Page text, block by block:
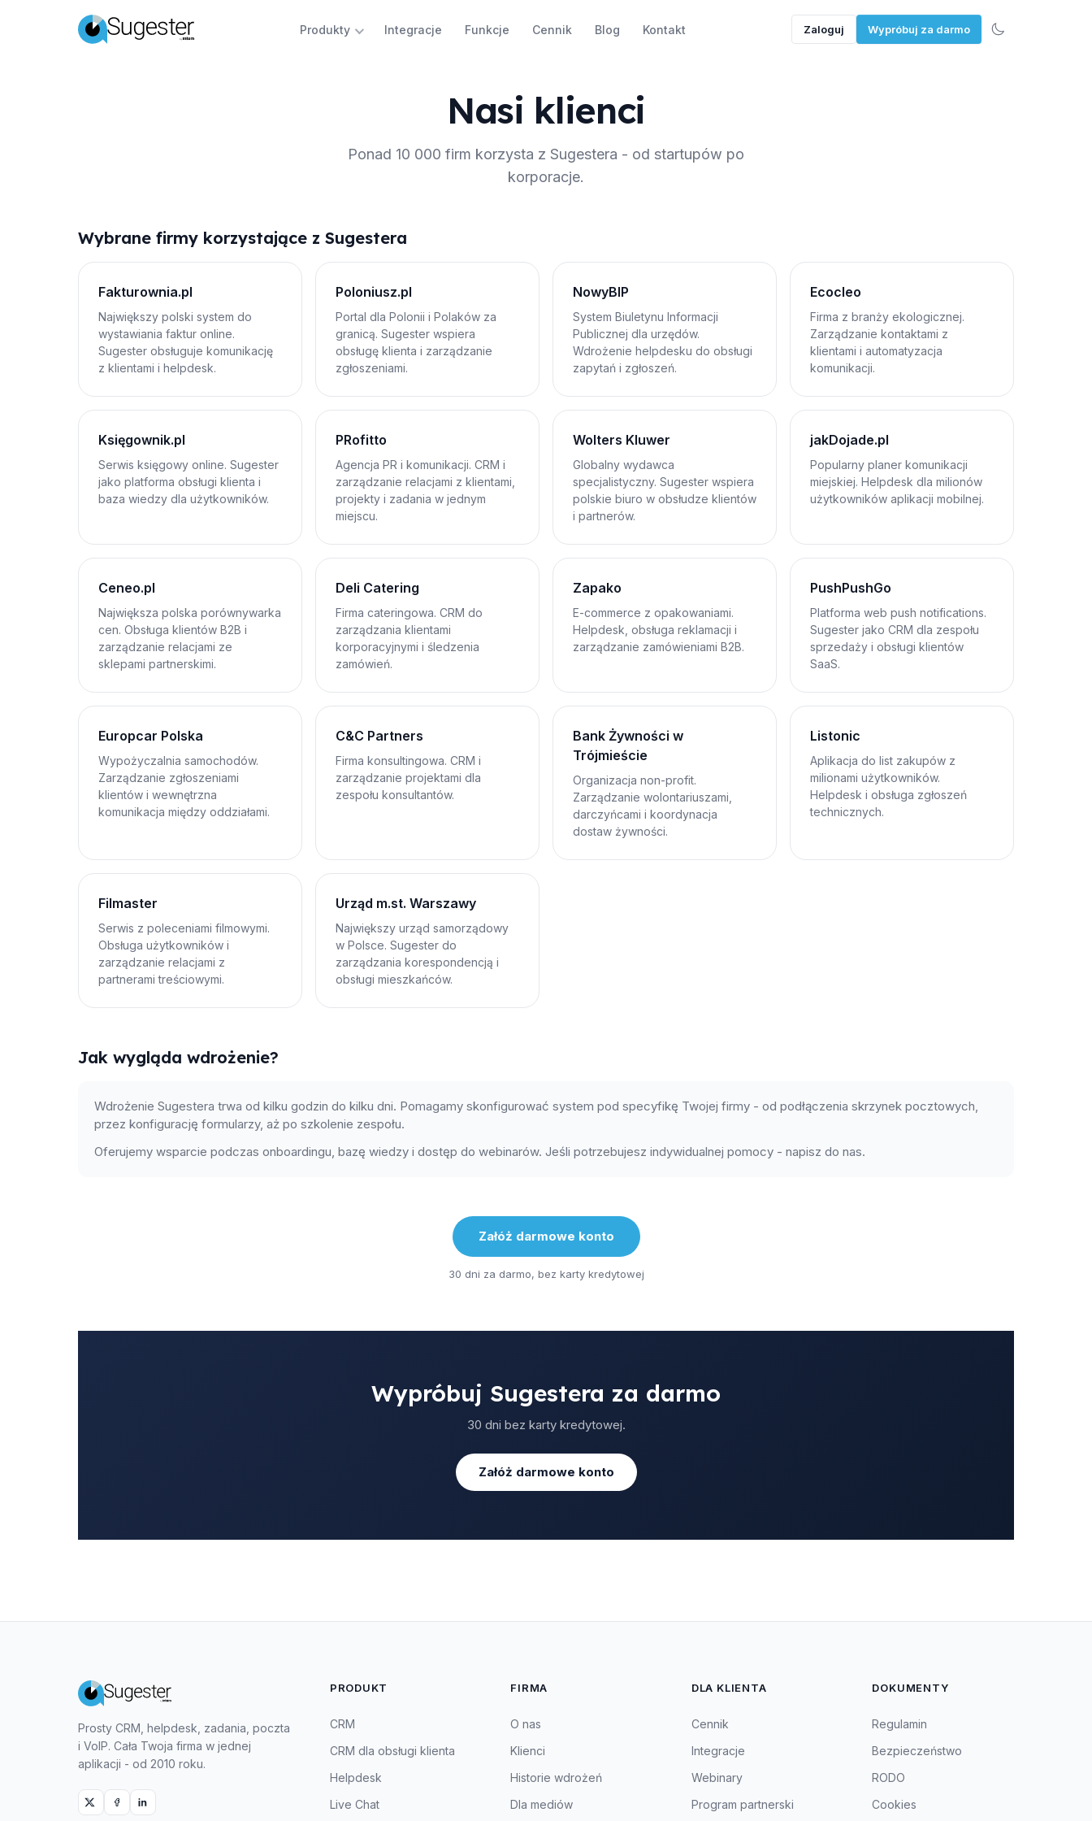
Produkty Integracje Funkcje Cennik Blog Kontakt Zaloguj Wypróbuj za darmo
Nasi klienci
Ponad 10 000 firm korzysta z Sugestera - od startupów po
korporacje.
Wybrane firmy korzystające z Sugestera
Fakturownia.pl
Największy polski system do
wystawiania faktur online.
Sugester obsługuje komunikację
z klientami i helpdesk.
Poloniusz.pl
Portal dla Polonii i Polaków za
granicą. Sugester wspiera
obsługę klienta i zarządzanie
zgłoszeniami.
NowyBIP
System Biuletynu Informacji
Publicznej dla urzędów.
Wdrożenie helpdesku do obsługi
zapytań i zgłoszeń.
Ecocleo
Firma z branży ekologicznej.
Zarządzanie kontaktami z
klientami i automatyzacja
komunikacji.
Księgownik.pl
Serwis księgowy online. Sugester
jako platforma obsługi klienta i
baza wiedzy dla użytkowników.
PRofitto
Agencja PR i komunikacji. CRM i
zarządzanie relacjami z klientami,
projekty i zadania w jednym
miejscu.
Wolters Kluwer
Globalny wydawca
specjalistyczny. Sugester wspiera
polskie biuro w obsłudze klientów
i partnerów.
jakDojade.pl
Popularny planer komunikacji
miejskiej. Helpdesk dla milionów
użytkowników aplikacji mobilnej.
Ceneo.pl
Największa polska porównywarka
cen. Obsługa klientów B2B i
zarządzanie relacjami ze
sklepami partnerskimi.
Deli Catering
Firma cateringowa. CRM do
zarządzania klientami
korporacyjnymi i śledzenia
zamówień.
Zapako
E-commerce z opakowaniami.
Helpdesk, obsługa reklamacji i
zarządzanie zamówieniami B2B.
PushPushGo
Platforma web push notifications.
Sugester jako CRM dla zespołu
sprzedaży i obsługi klientów
SaaS.
Europcar Polska
Wypożyczalnia samochodów.
Zarządzanie zgłoszeniami
klientów i wewnętrzna
komunikacja między oddziałami.
C&C Partners
Firma konsultingowa. CRM i
zarządzanie projektami dla
zespołu konsultantów.
Bank Żywności w
Trójmieście
Organizacja non-profit.
Zarządzanie wolontariuszami,
darczyńcami i koordynacja
dostaw żywności.
Listonic
Aplikacja do list zakupów z
milionami użytkowników.
Helpdesk i obsługa zgłoszeń
technicznych.
Filmaster
Serwis z poleceniami filmowymi.
Obsługa użytkowników i
zarządzanie relacjami z
partnerami treściowymi.
Urząd m.st. Warszawy
Największy urząd samorządowy
w Polsce. Sugester do
zarządzania korespondencją i
obsługi mieszkańców.
Jak wygląda wdrożenie?
Wdrożenie Sugestera trwa od kilku godzin do kilku dni. Pomagamy skonfigurować system pod specyfikę Twojej firmy - od podłączenia skrzynek pocztowych,
przez konfigurację formularzy, aż po szkolenie zespołu.
Oferujemy wsparcie podczas onboardingu, bazę wiedzy i dostęp do webinarów. Jeśli potrzebujesz indywidualnej pomocy - napisz do nas.
Załóż darmowe konto
30 dni za darmo, bez karty kredytowej
Wypróbuj Sugestera za darmo
30 dni bez karty kredytowej.
Załóż darmowe konto
Prosty CRM, helpdesk, zadania, poczta
i VoIP. Cała Twoja firma w jednej
aplikacji - od 2010 roku.
PRODUKT
CRM
CRM dla obsługi klienta
Helpdesk
Live Chat
FIRMA
O nas
Klienci
Historie wdrożeń
Dla mediów
DLA KLIENTA
Cennik
Integracje
Webinary
Program partnerski
DOKUMENTY
Regulamin
Bezpieczeństwo
RODO
Cookies